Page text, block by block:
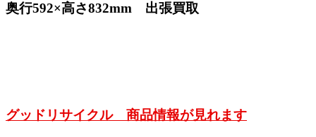
奥行592×高さ832mm 出張買取
グッドリサイクル 商品情報が見れます